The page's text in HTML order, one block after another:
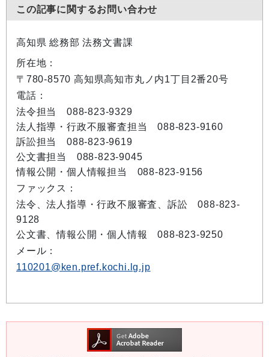
この記事に関するお問い合わせ
高知県 総務部 法務文書課
所在地：
〒780-8570 高知県高知市丸ノ内1丁目2番20号
電話：
法令担当 088-823-9329
法人指導・行政不服審査担当 088-823-9160
訴訟担当 088-823-9619
公文書担当 088-823-9045
情報公開・個人情報担当 088-823-9156
ファックス：
法令、法人指導・行政不服審査、訴訟 088-823-
9128
公文書、情報公開・個人情報 088-823-9250
メール：
110201@ken.pref.kochi.lg.jp